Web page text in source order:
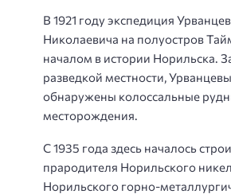
В 1921 году экспедиция
Николаевича на полуостров
началом в истории Норильска.
разведкой местности,
обнаружены колоссальные
месторождения.
С 1935 года здесь началось
прародителя Норильского
Норильского горно-